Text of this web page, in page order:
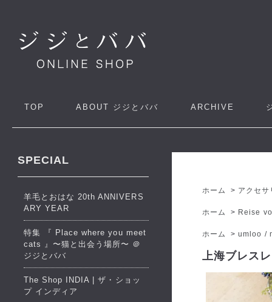
TOP ABOUT ジジとババ ARCHIVE
ホーム > アクセサ
ホーム > Reise
ホーム >umloo /
上海ブレス
SPECIAL
羊毛とおはな 20th ANNIVERS
ARY YEAR
特集 『 Place where you meet
cats 』〜猫と出会う場所〜 ＠
ジジとババ
The Shop INDIA | ザ・ショッ
プ インディア